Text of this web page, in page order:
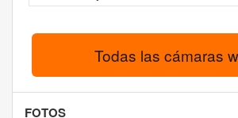
Todas las cámaras
FOTOS